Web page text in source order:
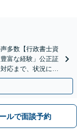
多数【行政書士資
富な経験」公正証
応まで、状況に応
ルで面談予約